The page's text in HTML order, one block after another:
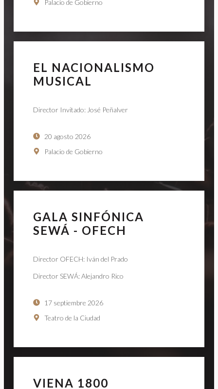
Palacio de Gobierno
EL NACIONALISMO
MUSICAL
Director Invitado: José Peñalver
20 agosto 2026
Palacio de Gobierno
GALA SINFÓNICA
SEWÁ - OFECH
Director OFECH: Iván del Prado
Director SEWÁ: Alejandro Rico
17 septiembre 2026
Teatro de la Ciudad
VIENA 1800